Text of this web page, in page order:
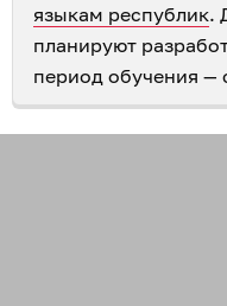
языкам республик.
планируют
период обучения —